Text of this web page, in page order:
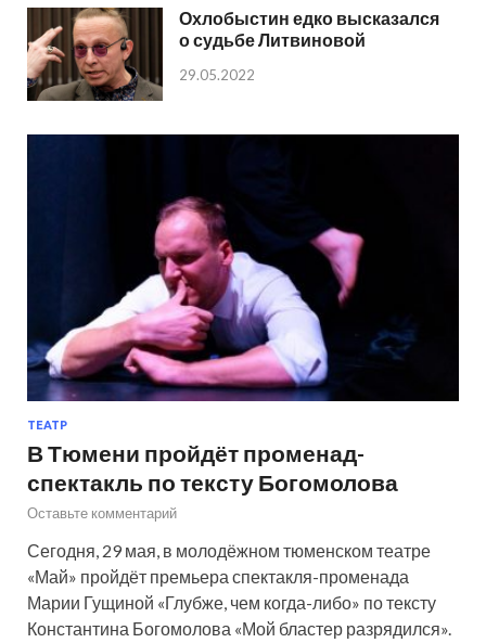
Охлобыстин едко высказался
о судьбе Литвиновой
29.05.2022
ТЕАТР
В Тюмени пройдёт променад-
спектакль по тексту Богомолова
Оставьте комментарий
Сегодня, 29 мая, в молодёжном тюменском театре
«Май» пройдёт премьера спектакля-променада
Марии Гущиной «Глубже, чем когда-либо» по тексту
Константина Богомолова «Мой бластер разрядился».